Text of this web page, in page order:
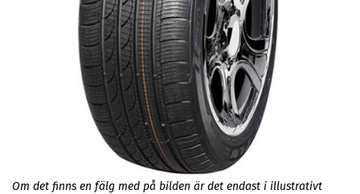
Om det finns en fälg med på bilden är det endast i illustrativt